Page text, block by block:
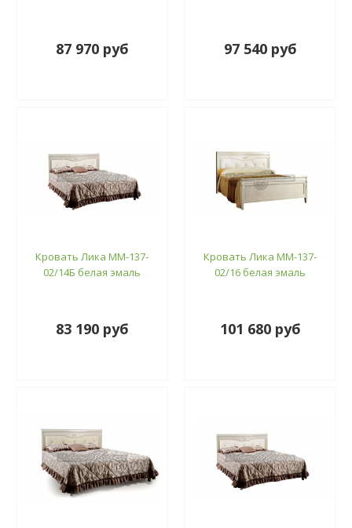
87 970 руб 97 540 руб
Кровать Лика ММ-137-
02/14Б белая эмаль
83 190 руб
Кровать Лика ММ-137-
02/16 белая эмаль
101 680 руб